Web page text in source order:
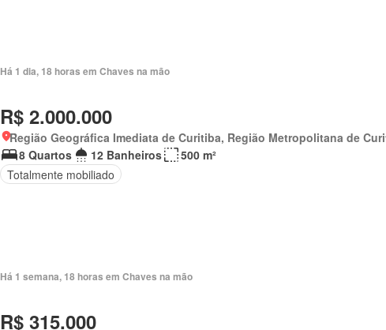
Há 1 dia, 18 horas em Chaves na mão
R$ 2.000.000
Região Geográfica Imediata de Curitiba, Região Metropolitana de
8 Quartos
12 Banheiros
500 m²
Totalmente mobiliado
Há 1 semana, 18 horas em Chaves na mão
R$ 315.000